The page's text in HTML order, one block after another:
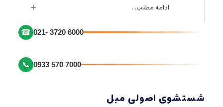
ادامه مطلب...
☎ 021- 3720 6000
📞 0933 570 7000
شستشوی اصولی مبل